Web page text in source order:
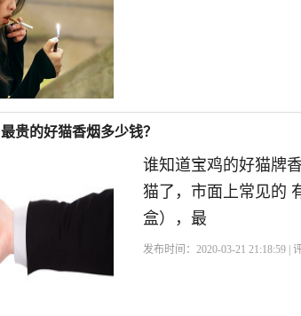
最贵的好猫香烟多少钱？
谁知道宝鸡的好猫牌
猫了，市面上常见的
盒），最
发布时间：2020-03-21 21:18:59 |